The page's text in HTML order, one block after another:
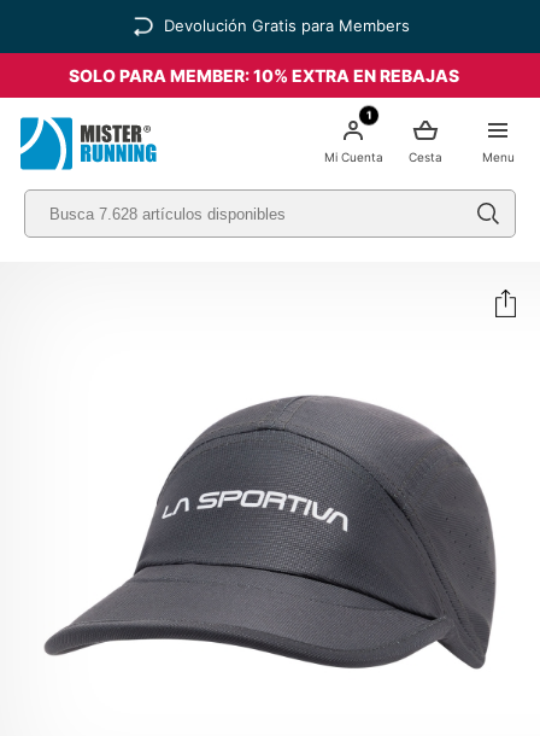
Devolución Gratis para Members
SOLO PARA MEMBER: 10% EXTRA EN REBAJAS
Menu
Cesta
1
Mi Cuenta